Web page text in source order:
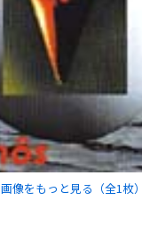
画像をもっと見る（全1 枚）